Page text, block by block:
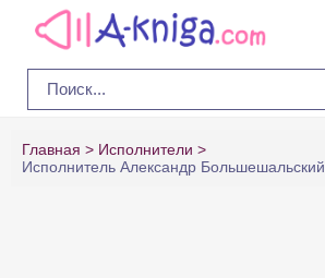
Главная
Исполнители
Исполнитель Александр Большешальский